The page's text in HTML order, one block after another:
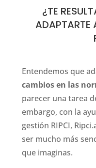
¿TE
ADAPTARTE
Entendemos que
cambios en las
parecer una tarea
embargo, con la
gestión RIPCI,
ser mucho más
que imaginas.